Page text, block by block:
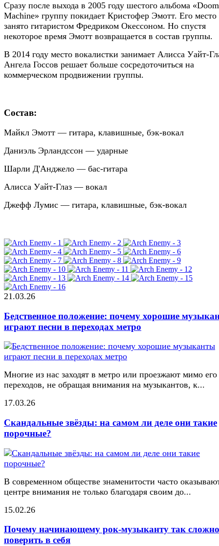
Сразу после выхода в 2005 году шестого альбома
Machine» группу покидает Кристофер Эмотт. Его
занято гитаристом Фредриком Окессоном. Но спустя
некоторое время Эмотт возвращается в состав группы.
В 2014 году место вокалистки занимает Алисса Уайт-
Ангела Госсов решает больше сосредоточиться на
коммерческом продвижении группы.
Состав:
Майкл Эмотт — гитара, клавишные, бэк-вокал
Даниэль Эрландссон — ударные
Шарли Д'Анджело — бас-гитара
Алисса Уайт-Глаз — вокал
Джефф Лумис — гитара, клавишные, бэк-вокал
21.03.26
Бедственное положение: почему хорошие
играют песни в переходах метро
Многие из нас заходят в метро или проезжают мимо его
переходов, не обращая внимания на музыкантов, к...
17.03.26
Скандальные звёзды: на самом ли деле они такие
порочные?
В современном обществе знаменитости часто
центре внимания не только благодаря своим до...
15.02.26
Почему начинающему рок-музыканту так сложно
поверить в себя